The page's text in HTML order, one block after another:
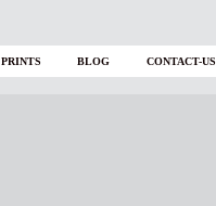
PRINTS BLOG CONTACT-US